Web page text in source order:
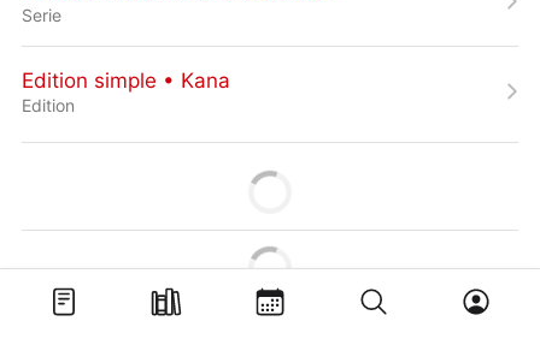
Serie
Edition simple • Kana
Edition